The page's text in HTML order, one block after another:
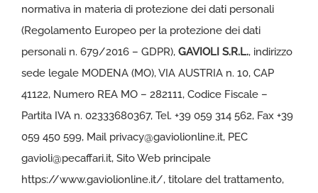
normativa in materia di protezione dei dati personali
(Regolamento Europeo per la protezione dei dati
personali n. 679/2016 – GDPR), GAVIOLI S.R.L., indirizzo
sede legale MODENA (MO), VIA AUSTRIA n. 10, CAP
41122, Numero REA MO – 282111, Codice Fiscale –
Partita IVA n. 02333680367, Tel. +39 059 314 562, Fax +39
059 450 599, Mail privacy@gaviolionline.it, PEC
gavioli@pecaffari.it, Sito Web principale
https://www.gaviolionline.it/, titolare del trattamento,